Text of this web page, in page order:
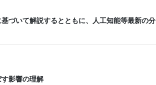
づいて解説するとともに、人工知能等最新の分
影響の理解